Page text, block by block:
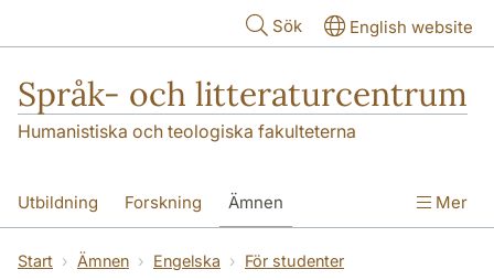
Sök English website
Språk- och litteraturcentrum
Humanistiska och teologiska fakulteterna
Utbildning Forskning Ämnen
SOL-husen Kontakt Institutionen
Mer
Start Ämnen Engelska
För studenter